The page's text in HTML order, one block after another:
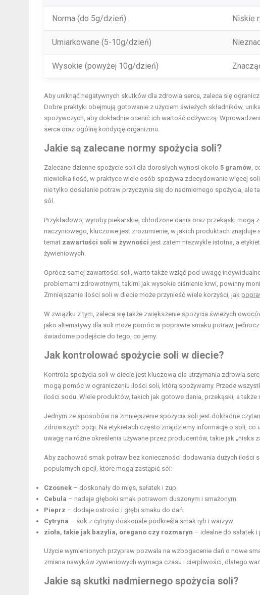
Norma (do 5g/dzień) Niskie
Umiarkowane (5-10g/dzień)
Wysokie (powyżej 10g/dzień)
Aby uniknąć negatywnych skutków dla zdrowia serca, zaleca się
Dobre praktyki obejmują gotowanie z użyciem świeżych składników,
spożywczych, aby dokładnie ocenić ich wartość odżywczą.
serca oraz ogólną kondycję organizmu.
Jakie są zalecane normy spożycia soli?
Zalecane dzienne spożycie soli dla dorosłych wynosi około 5 gramów,
niewielka ilość, w praktyce wiele osób spożywa zdecydowanie więcej
nie tylko dosalanie potraw przyczynia się do nadmiernego spożycia, ale
sól.
Przykładowo, wyroby piekarskie, chłodzone dania oraz przekąski
naczyniowego, kluczowe jest zrozumienie, w jakich produktach znajduje
temat zawartości soli w żywności jest zatem niezwykle istotna, a
żywieniowych.
Oprócz samej zawartości soli, warto także wziąć pod uwagę
problemami zdrowotnymi, takimi jak wysokie ciśnienie krwi, powinny
Zmniejszanie ilości soli w diecie może przynieść wiele korzyści, jak
W związku z tym, zaleca się także zwiększenie spożycia świeżych
jako alternatywy dla soli może pomóc w poprawie smaku potraw,
świadome podejście do tego, co jemy.
Jak kontrolować spożycie soli w diecie?
Kontrola spożycia soli w diecie jest kluczowa dla utrzymania zdrowia
mogą pomóc w ograniczeniu ilości soli, którą spożywamy. Przede
ilości sodu. Wiele produktów, takich jak gotowe dania, przekąski, a
Jednym ze sposobów na zmniejszenie spożycia soli jest dokładne
zdrowszych opcji. Na etykietach często znajdziemy informacje o soli,
uwagę na różne określenia używane przez producentów, takie jak „niska
Aby zachować smak potraw bez konieczności dodawania dużych ilości
popularnych opcji, które mogą zastąpić sól:
Czosnek – doskonały do mięs, sałatek i zup.
Cebula – nadaje głęboki smak potrawom duszonym i smażonym.
Pieprz – dodaje ostrości i głębi smaku do dań.
Cytryna – sok z cytryny doskonale podkreśla smak ryb i warzyw.
zioła, takie jak bazylia, oregano czy rozmaryn – idealne do sałatek
Użycie wymienionych przypraw pozwala na wzbogacenie dań o nowe
zmiana nawyków żywieniowych wymaga czasu i cierpliwości, dlatego
Jakie są skutki nadmiernego spożycia soli?